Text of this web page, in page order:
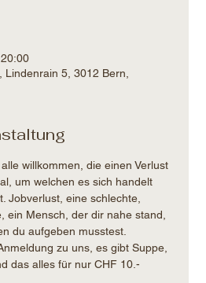
Lindenrain 5, 3012 Bern,
willkommen, die einen Verlust
um welchen es sich handelt
Jobverlust, eine schlechte,
ein Mensch, der dir nahe stand,
du aufgeben musstest.
zu uns, es gibt Suppe,
das alles für nur CHF 10.-